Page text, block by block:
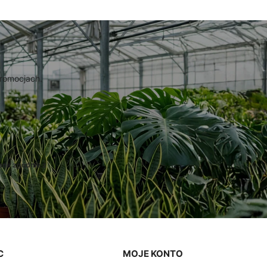
zgodnie z
MOJE KONTO